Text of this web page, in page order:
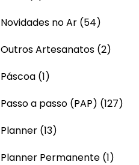
Novidades no Ar (54)
Outros Artesanatos (2)
Páscoa (1)
Passo a passo (PAP) (127)
Planner (13)
Planner Permanente (1)